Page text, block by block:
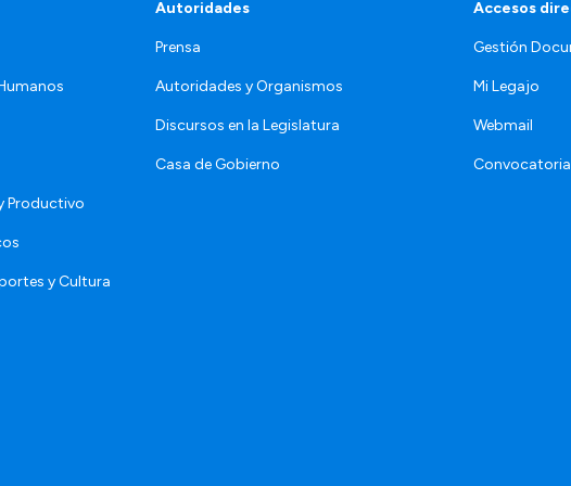
Productivo
y Cultura
Autoridades
Prensa
Autoridades y Organismos
Discursos en la Legislatura
Casa de Gobierno
Accesos
Gestión
Mi Legajo
Webmail